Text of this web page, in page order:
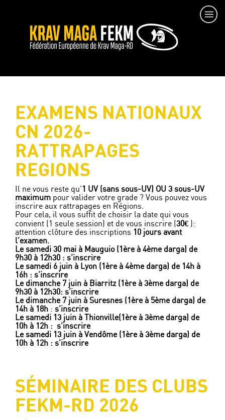
EXAMENS NATIONAUX
CN 2026-
RATTRAPAGES
REGIONS
Il ne vous reste qu’1 UV (sans sous-UV) OU 3 sous-UV
maximum pour valider votre grade ? Vous pouvez vous
inscrire aux rattrapages en Régions.
Pour cela, il vous suffit de choisir la date qui vous
convient (1 seule session) et de vous inscrire (30€ ):
attention clôture des inscriptions 10 jours avant
l’examen.
Le samedi 30 mai à Mauguio (1ère à 4ème darga) de
9h30 à 12h30 : s’inscrire
Le samedi 6 juin à Lyon (1ère à 4ème darga) de 14h à
16h : s’inscrire
Le dimanche 7 juin à Biarritz (1ère à 3ème darga) de
9h30 à 12h30: s’inscrire
Le dimanche 7 juin à Suresnes (1ère à 5ème darga) de
14h à 18h : s’inscrire
Le samedi 13 juin à Thionville(1ère à 3ème darga) de
10h à 12h : s’inscrire
Le samedi 13 juin à Vendôme (1ère à 3ème darga) de
10h à 12h : s’inscrire
SÉMINAIRE DES CLUBS
FEKM-RD 2026